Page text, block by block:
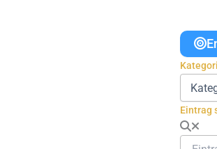
Eintrag